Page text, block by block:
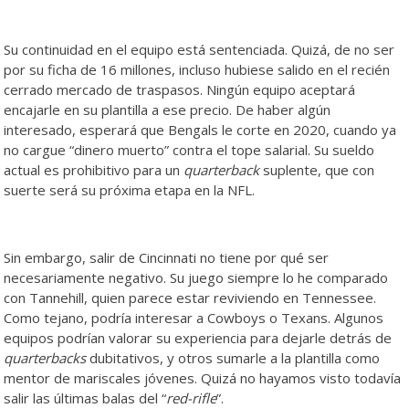
Su continuidad en el equipo está sentenciada. Quizá, de no ser
por su ficha de 16 millones, incluso hubiese salido en el recién
cerrado mercado de traspasos. Ningún equipo aceptará
encajarle en su plantilla a ese precio. De haber algún
interesado, esperará que Bengals le corte en 2020, cuando ya
no cargue “dinero muerto” contra el tope salarial. Su sueldo
actual es prohibitivo para un quarterbacksuplente, que con
suerte será su próxima etapa en la NFL.
Sin embargo, salir de Cincinnati no tiene por qué ser
necesariamente negativo. Su juego siempre lo he comparado
con Tannehill, quien parece estar reviviendo en Tennessee.
Como tejano, podría interesar a Cowboys o Texans. Algunos
equipos podrían valorar su experiencia para dejarle detrás de
quarterbacksdubitativos, y otros sumarle a la plantilla como
mentor de mariscales jóvenes. Quizá no hayamos visto todavía
salir las últimas balas del “red-rifle”.